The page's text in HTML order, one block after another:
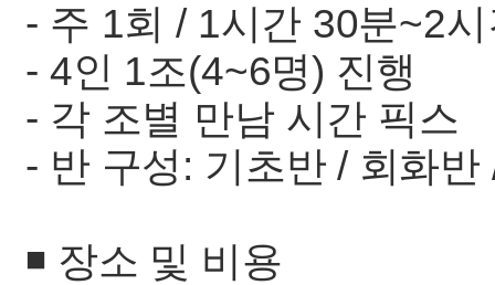
- 주 1회 / 1시간 30분~2
- 4인 1조(4~6명) 진행
- 각 조별 만남 시간 픽스
- 반 구성: 기초반 / 회화
◾️ 장소 및 비용